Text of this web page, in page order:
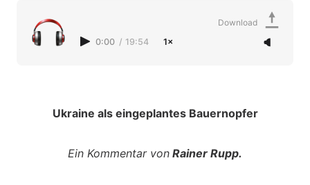
0:00 / 19:54 1×
Download
Ukraine als eingeplantes Bauernopfer
Ein Kommentar von Rainer Rupp.